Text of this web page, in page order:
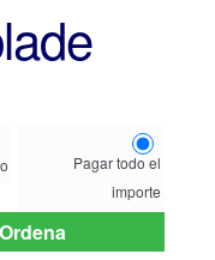
Pagar todo el
importe